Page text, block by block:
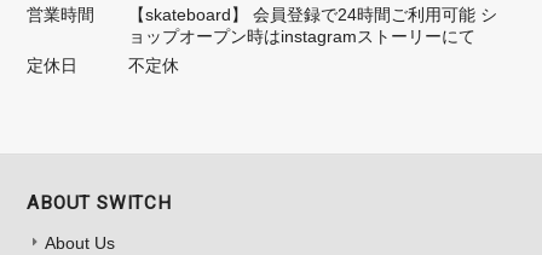
営業時間
【skateboard】 会員登録で24時間ご利用可能 シ
ョップオープン時はinstagramストーリーにて
定休日
不定休
ABOUT SWITCH
About Us